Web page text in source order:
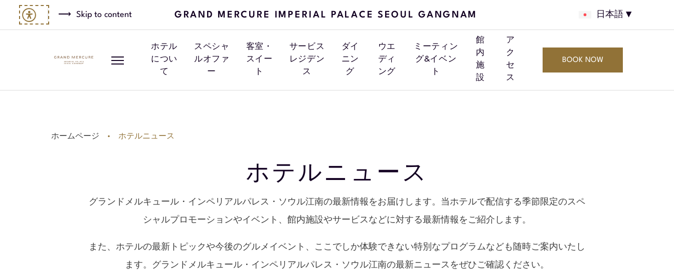
Skip to content GRAND MERCURE IMPERIAL PALACE SEOUL GANGNAM 日本語
ホテル
につい
て
スペシャ
ルオファ
ー
客室・
スイー
ト
サービス
レジデン
ス
ダイ
ニン
グ
ウエ
ディ
ング
ミーティン
グ&イベン
ト
館
内
施
設
ア
ク
セ
ス
BOOK NOW
ホームページ ホテルニュース
ホテルニュース
グランドメルキュール・インペリアルパレス・ソウル江南の最新情報をお届けします。当ホテルで配信する季節限定のスペ
シャルプロモーションやイベント、館内施設やサービスなどに対する最新情報をご紹介します。
また、ホテルの最新トピックや今後のグルメイベント、ここでしか体験できない特別なプログラムなども随時ご案内いたし
ます。グランドメルキュール・インペリアルパレス・ソウル江南の最新ニュースをぜひご確認ください。